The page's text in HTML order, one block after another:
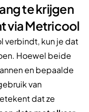
te krijgen
via Metricool
verbindt, kun je dat
Hoewel beide
en bepaalde
van
dat ze